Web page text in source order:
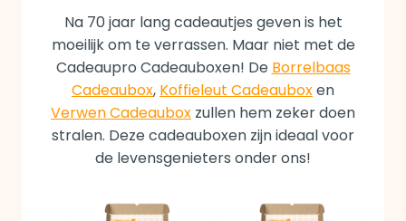
Na 70 jaar lang cadeautjes geven is het
moeilijk om te verrassen. Maar niet met de
Cadeaupro Cadeauboxen! De Borrelbaas
Cadeaubox, Koffieleut Cadeauboxen
Verwen Cadeaubox zullen hem zeker doen
stralen. Deze cadeauboxen zijn ideaal voor
de levensgenieters onder ons!